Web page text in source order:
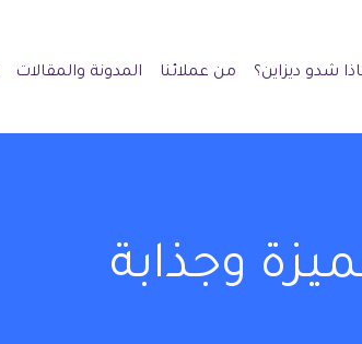
شدو ديزاين؟ من عملائنا المدونة والمقالات
وجذابة